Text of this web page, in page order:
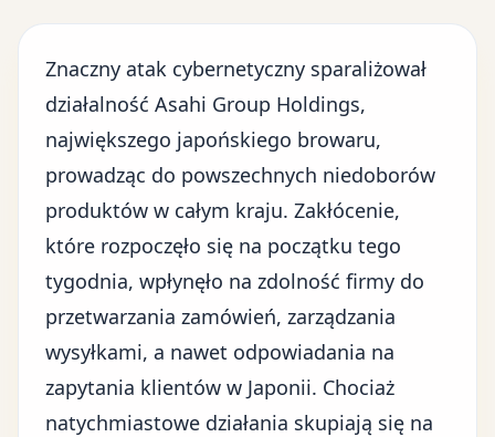
Znaczny atak cybernetyczny sparaliżował
działalność Asahi Group Holdings,
największego japońskiego browaru,
prowadząc do powszechnych niedoborów
produktów w całym kraju. Zakłócenie,
które rozpoczęło się na początku tego
tygodnia, wpłynęło na zdolność firmy do
przetwarzania zamówień, zarządzania
wysyłkami, a nawet odpowiadania na
zapytania klientów w Japonii. Chociaż
natychmiastowe działania skupiają się na